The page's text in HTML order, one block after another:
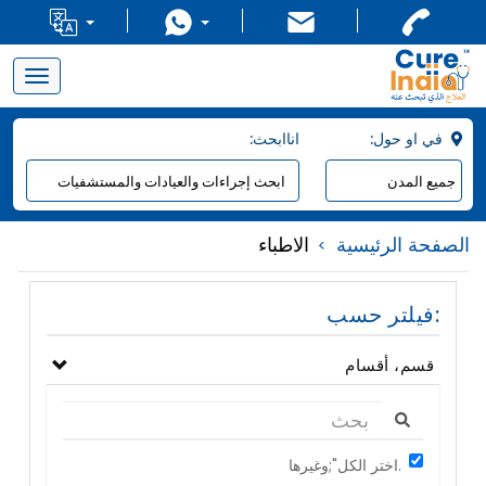
Toggle
navigation
:اناابحث
الصفحة الرئيسية الاطباء
فيلتر حسب:
قسم، أقسام
اختر الكل";وغيرها.